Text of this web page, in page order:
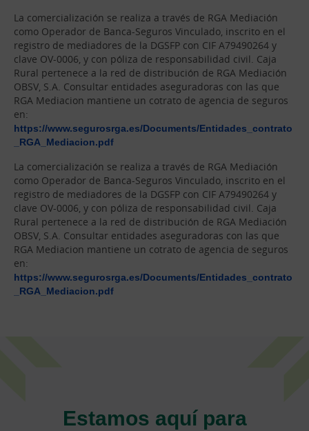
La comercialización se realiza a través de RGA Mediación
como Operador de Banca-Seguros Vinculado, inscrito en el
registro de mediadores de la DGSFP con CIF A79490264 y
clave OV-0006, y con póliza de responsabilidad civil. Caja
Rural pertenece a la red de distribución de RGA Mediación
OBSV, S.A. Consultar entidades aseguradoras con las que
RGA Mediacion mantiene un cotrato de agencia de seguros
en:
https://www.segurosrga.es/Documents/Entidades_contrato
_RGA_Mediacion.pdf
La comercialización se realiza a través de RGA Mediación
como Operador de Banca-Seguros Vinculado, inscrito en el
registro de mediadores de la DGSFP con CIF A79490264 y
clave OV-0006, y con póliza de responsabilidad civil. Caja
Rural pertenece a la red de distribución de RGA Mediación
OBSV, S.A. Consultar entidades aseguradoras con las que
RGA Mediacion mantiene un cotrato de agencia de seguros
en:
https://www.segurosrga.es/Documents/Entidades_contrato
_RGA_Mediacion.pdf
Estamos aquí para